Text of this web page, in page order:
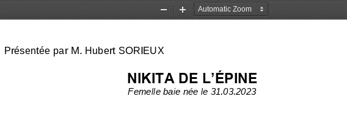
Zoom
Zoom
Présentée par M. Hubert SORIEUX
NIKITA DE L’ÉPINE
Femelle baie née le 31.03.2023